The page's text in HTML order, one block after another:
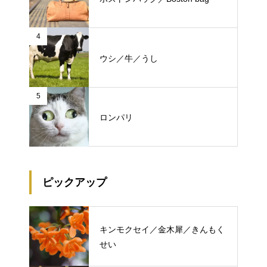
4
ウシ／牛／うし
5
ロンパリ
ピックアップ
キンモクセイ／金木犀／きんもく
せい